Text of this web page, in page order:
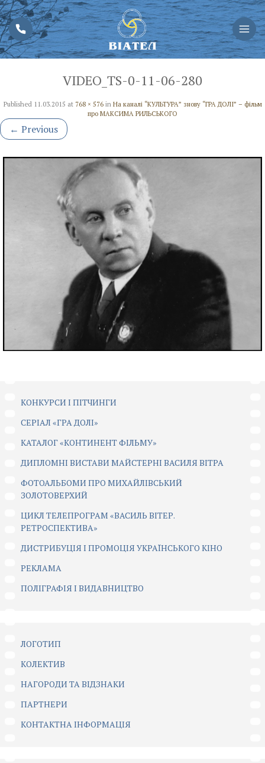
VIDEO_TS-0-11-06-280
Published 11.03.2015 at 768 × 576in На каналі “КУЛЬТУРА” знову “ГРА ДОЛІ” – фільм
про МАКСИМА РИЛЬСЬКОГО
← Previous
КОНКУРСИ І ПІТЧИНГИ
CЕРІАЛ «ГРА ДОЛІ»
КАТАЛОГ «КОНТИНЕНТ ФІЛЬМУ»
ДИПЛОМНІ ВИСТАВИ МАЙСТЕРНІ ВАСИЛЯ ВІТРА
ФОТОАЛЬБОМИ ПРО МИХАЙЛІВСЬКИЙ
ЗОЛОТОВЕРХИЙ
ЦИКЛ ТЕЛЕПРОГРАМ «ВАСИЛЬ ВІТЕР.
РЕТРОСПЕКТИВА»
ДИСТРИБУЦІЯ І ПРОМОЦІЯ УКРАЇНСЬКОГО КІНО
РЕКЛАМА
ПОЛІГРАФІЯ І ВИДАВНИЦТВО
ЛОГОТИП
КОЛЕКТИВ
НАГОРОДИ ТА ВІДЗНАКИ
ПАРТНЕРИ
КОНТАКТНА ІНФОРМАЦІЯ